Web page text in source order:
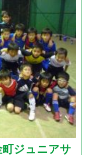
ジュニアサ